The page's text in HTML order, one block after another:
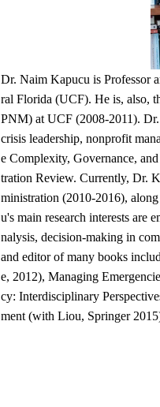
Dr. Naim Kapucu is Professor
ral Florida (UCF). He is, also,
PNM) at UCF (2008-2011).
crisis leadership, nonprofit
e Complexity, Governance,
tration Review. Currently, Dr.
ministration (2010-2016),
u's main research interests are
nalysis, decision-making in
and editor of many books
e, 2012), Managing
cy: Interdisciplinary
ment (with Liou, Springer